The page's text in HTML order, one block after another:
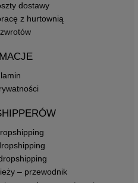
dostawy
z hurtownią
– przewodnik